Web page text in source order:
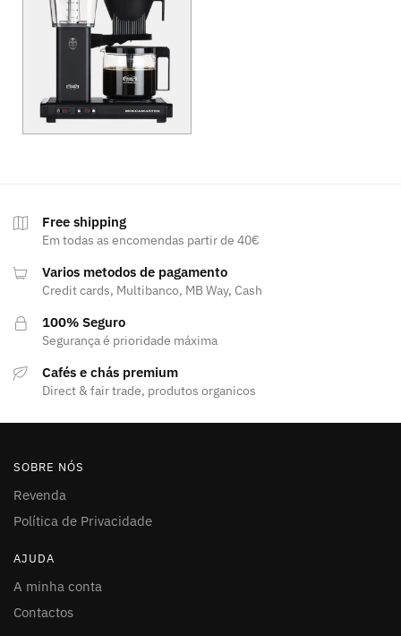
Free shipping
Em todas as encomendas partir de 40€
Varios metodos de pagamento
Credit cards, Multibanco, MB Way, Cash
100% Seguro
Segurança é prioridade máxima
Cafés e chás premium
Direct & fair trade, produtos organicos
SOBRE NÓS
Revenda
Política de Privacidade
AJUDA
A minha conta
Contactos